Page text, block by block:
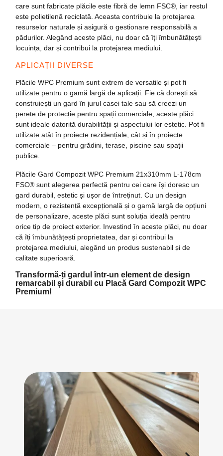
care sunt fabricate plăcile este fibră de lemn FSC® , iar restul
este polietilenă reciclată. Aceasta contribuie la protejarea
resurselor naturale și asigură o gestionare responsabilă a
pădurilor. Alegând aceste plăci, nu doar că îți îmbunătățești
locuința, dar și contribui la protejarea mediului.
APLICAȚII DIVERSE
PlăcileWPC Premium sunt extrem de versatile și pot fi
utilizate pentru o gamă largă de aplicații. Fie că dorești să
construiești un gard în jurul casei tale sau să creezi un
perete de protecție pentru spații comerciale, aceste plăci
sunt ideale datorită durabilității și aspectului lor estetic. Pot fi
utilizate atât în proiecte rezidențiale , cât și în proiecte
comerciale – pentru grădini, terase, piscine sau spații
publice.
Plăcile Gard Compozit WPC Premium 21x310mm L-178cm
FSC® sunt alegerea perfectă pentru cei care își doresc un
gard durabil, estetic și ușor de întreținut. Cu un design
modern, o rezistență excepțională și o gamă largă de opțiuni
de personalizare, aceste plăci sunt soluția ideală pentru
orice tip de proiect exterior. Investind în aceste plăci, nu doar
că îți îmbunătățești proprietatea, dar și contribui la
protejarea mediului, alegând un produs sustenabil și de
calitate superioară.
Transformă-ți gardul într-un element de design
remarcabil și durabil cu Placă Gard Compozit WPC
Premium!